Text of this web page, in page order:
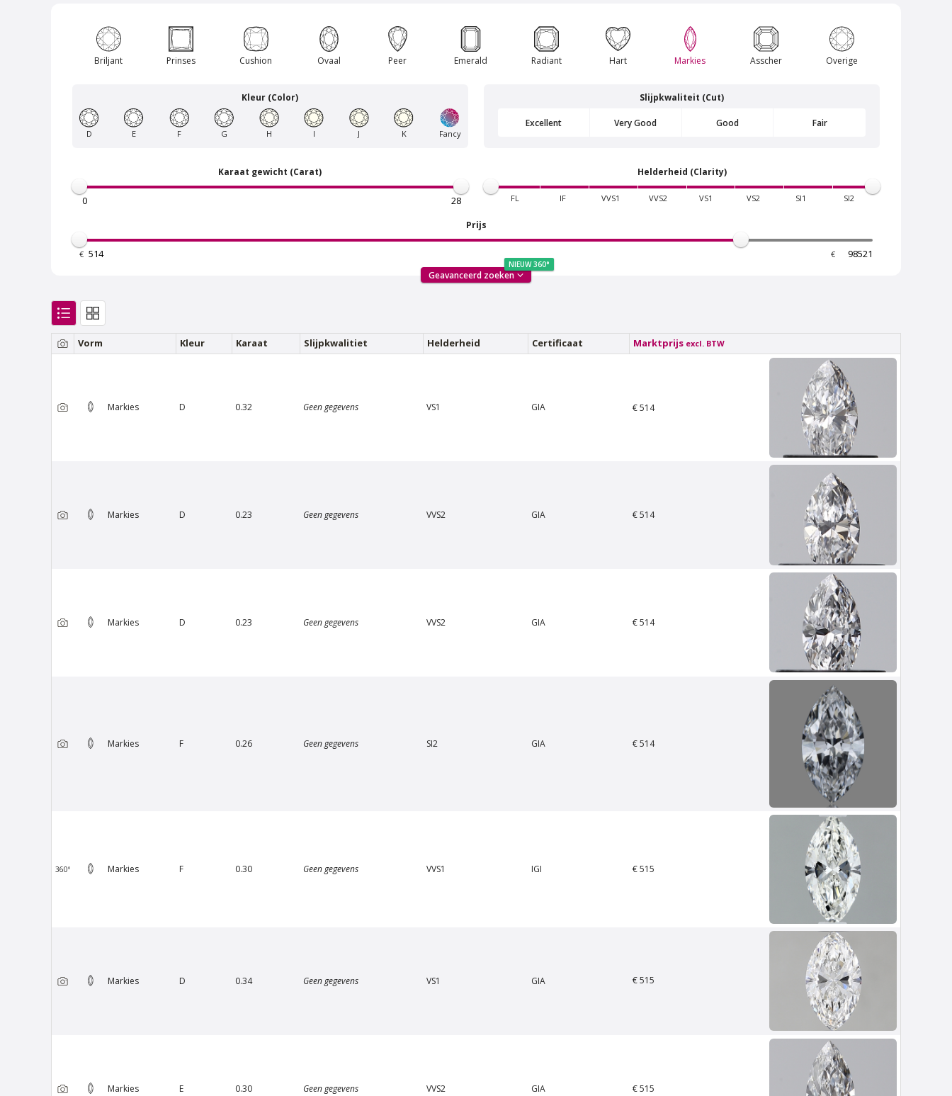
Van Amstel Frankendael
Van Amstel Flevopark
Van Amstel Beatrixpark
Van Amstel Amstelpark
Van Amstel Cornelis Schuyt
€ 700
excl. BTW
Van Amstel IJburg
excl. BTW
Van Amstel NDSM
excl. BTW
Briljant Prinses Cushion Ovaal Peer Emerald Radiant Hart Markies Asscher Overige
Kleur (Color)
D E F G H I J K Fancy
Slijpkwaliteit (Cut)
Excellent Very Good Good Fair
Karaat gewicht (Carat) Helderheid (Clarity)
FL IF VVS1 VVS2 VS1 VS2 SI1 SI2
Prijs
€ €
Geavanceerd zoeken
NIEUW 360°
Vorm Kleur Karaat Slijpkwalitiet Helderheid Certificaat Marktprijs excl. BTW
Markies D 0.32 Geen gegevens VS1 GIA € 514
Markies D 0.23 Geen gegevens VVS2 GIA € 514
Markies D 0.23 Geen gegevens VVS2 GIA € 514
Markies F 0.26 Geen gegevens SI2 GIA € 514
360º Markies F 0.30 Geen gegevens VVS1 IGI € 515
Markies D 0.34 Geen gegevens VS1 GIA € 515
Markies E 0.30 Geen gegevens VVS2 GIA € 515